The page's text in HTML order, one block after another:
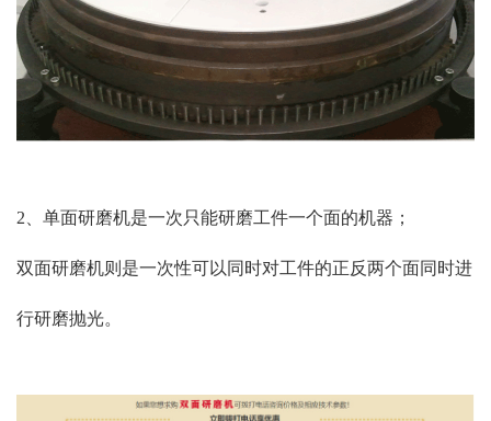
2、单面研磨机是一次只能研磨工件一个面的机器；
双面研磨机则是一次性可以同时对工件的正反两个面同时进
行研磨抛光。